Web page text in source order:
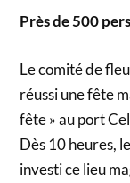
Près de 500
Le comité de
réussi une fête
fête » au port
Dès 10 heures,
investi ce lieu